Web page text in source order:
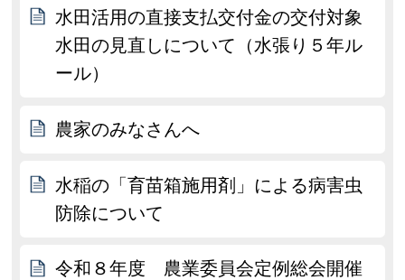
水田活用の直接支払交付金の交付対象
水田の見直しについて（水張り５年ル
ール）
農家のみなさんへ
水稲の「育苗箱施用剤」による病害虫
防除について
令和８年度 農業委員会定例総会開催